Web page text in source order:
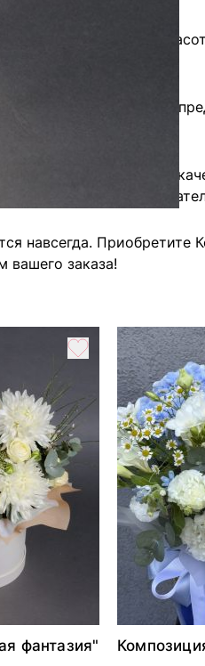
партнера в мире
но и создаст
вам высочайшее
цены на этот
навсегда.
вашего заказа!
фантазия"